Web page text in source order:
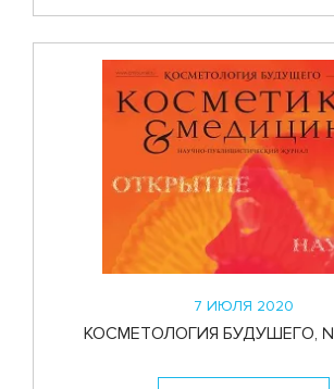
7 ИЮЛЯ 2020
КОСМЕТОЛОГИЯ БУДУШЕГО,